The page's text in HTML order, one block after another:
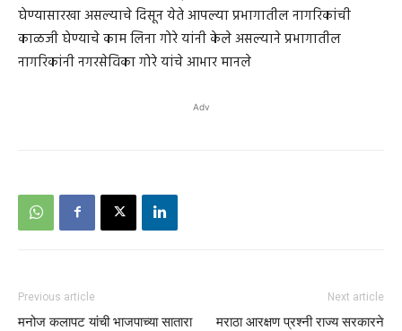
घेण्यासारखा असल्याचे दिसून येते आपल्या प्रभागातील नागरिकांची
काळजी घेण्याचे काम लिना गोरे यांनी केले असल्याने प्रभागातील
नागरिकांनी नगरसेविका गोरे यांचे आभार मानले
Adv
Previous article
मनोज कलापट यांची भाजपाच्या सातारा
Next article
मराठा आरक्षण प्रश्नी राज्य सरकारने